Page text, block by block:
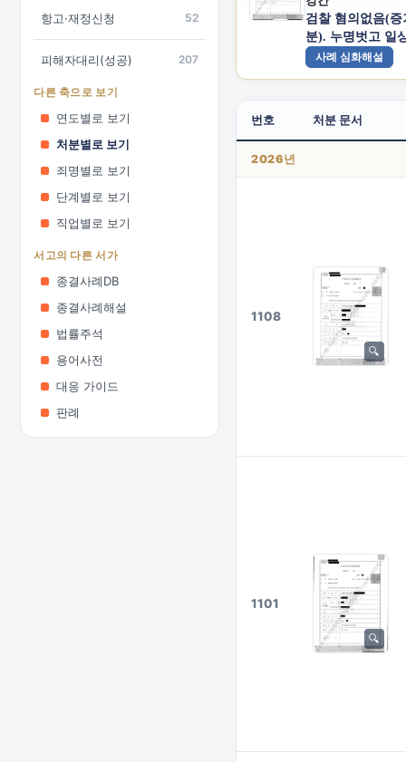
항고·재정신청 52
피해자대리(성공) 207
다른 축으로 보기
연도별로 보기
처분별로 보기
죄명별로 보기
단계별로 보기
직업별로 보기
서고의 다른 서가
종결사례DB
종결사례해설
법률주석
용어사전
대응 가이드
판례
검찰 혐의없음(증
분). 누명벗고 일
사례 심화해설
번호 처분 문서
2026년
1108
1101